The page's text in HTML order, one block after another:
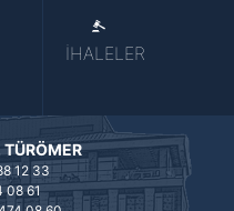
İHALELER
12 33
08 61